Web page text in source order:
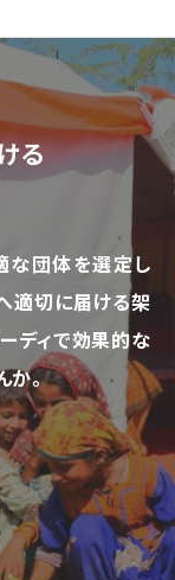
る
な団体を選定し
適切に届ける架
ディで効果的な
。